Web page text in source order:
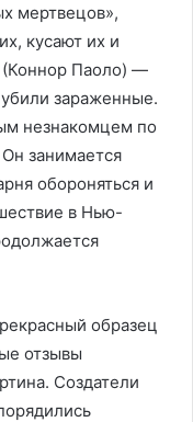
мертвецов»,
кусают их и
Паоло) —
зараженные.
незнакомцем по
занимается
обороняться и
в Нью-
образец
отзывы
Создатели